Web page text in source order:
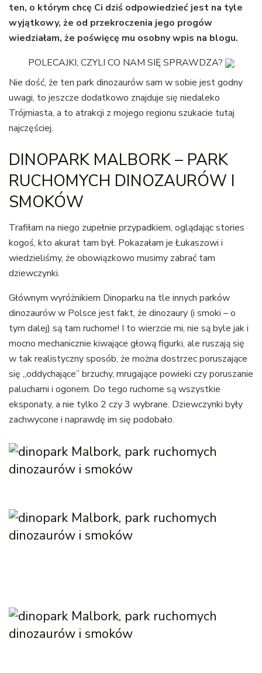
ten, o którym chcę Ci dziś odpowiedzieć jest na tyle
wyjątkowy, że od przekroczenia jego progów
wiedziałam, że poświęcę mu osobny wpis na blogu.
POLECAJKI, CZYLI CO NAM SIĘ SPRAWDZA?
Nie dość, że ten park dinozaurów sam w sobie jest godny
uwagi, to jeszcze dodatkowo znajduje się niedaleko
Trójmiasta, a to atrakcji z mojego regionu szukacie tutaj
najczęściej.
DINOPARK MALBORK – PARK
RUCHOMYCH DINOZAURÓW I
SMOKÓW
Trafiłam na niego zupełnie przypadkiem, oglądając stories
kogoś, kto akurat tam był. Pokazałam je Łukaszowi i
wiedzieliśmy, że obowiązkowo musimy zabrać tam
dziewczynki.
Głównym wyróżnikiem Dinoparku na tle innych parków
dinozaurów w Polsce jest fakt, że dinozaury (i smoki – o
tym dalej) są tam ruchome! I to wierzcie mi, nie są byle jak i
mocno mechanicznie kiwające głową figurki, ale ruszają się
w tak realistyczny sposób, że można dostrzec poruszające
się „oddychające” brzuchy, mrugające powieki czy poruszanie
paluchami i ogonem. Do tego ruchome są wszystkie
eksponaty, a nie tylko 2 czy 3 wybrane. Dziewczynki były
zachwycone i naprawdę im się podobało.